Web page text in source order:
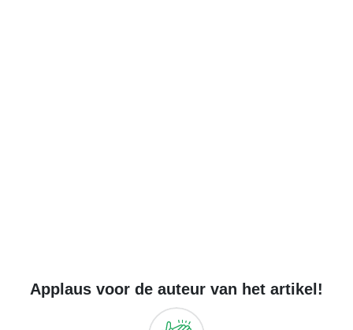
Applaus voor de auteur van het artikel!